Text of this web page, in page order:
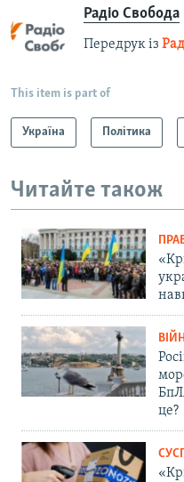
Радіо Свобода
Передрук із
This item is part of
Україна Політика
Читайте також
це?